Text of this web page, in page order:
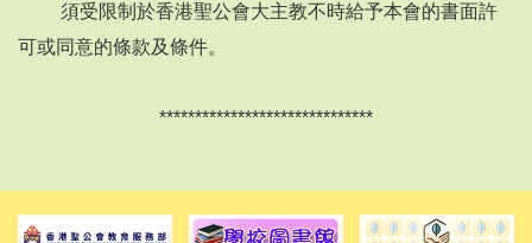
須受限制於香港聖公會大主教不時給予本會的書面許
可或同意的條款及條件。
******************************